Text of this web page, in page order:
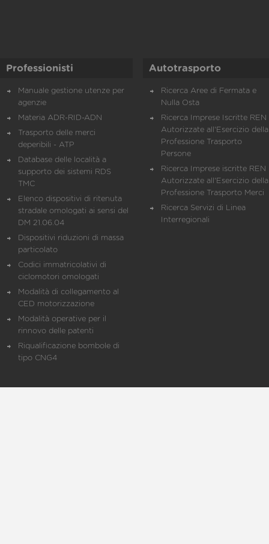
Professionisti
Manuale gestione utenze per
agenzie
Materia ADR-RID-ADN
Trasporto delle merci
deperibili - ATP
Database delle località a
supporto dei sistemi RDS
TMC
Elenco dispositivi di ritenuta
stradale omologati ai sensi del
DM 21.06.04
Dispositivi riduzioni di massa
particolato
Codici immatricolativi di
ciclomotori omologati
Modalità di collegamento al
CED motorizzazione
Modalità operative per il
rinnovo delle patenti
Riqualificazione bombole di
tipo CNG4
Autotrasporto
Ricerca Aree di Fermata e
Nulla Osta
Ricerca Imprese Iscritte REN
Autorizzate all'Esercizio della
Professione Trasporto
Persone
Ricerca Imprese iscritte REN
Autorizzate all'Esercizio della
Professione Trasporto Merci
Ricerca Servizi di Linea
Interregionali